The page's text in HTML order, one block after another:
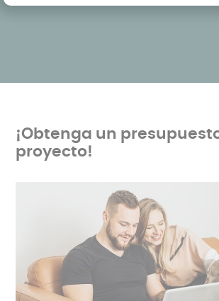
¡Obtenga un
proyecto!